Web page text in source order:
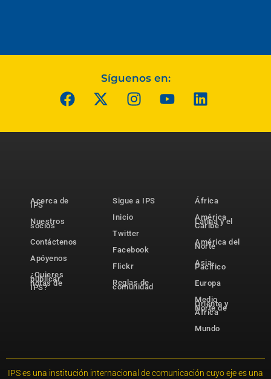
Síguenos en:
Acerca de
IPS
Nuestros
socios
Contáctenos
Apóyenos
¿Quieres
publicar
notas de
IPS?
Sigue a IPS
Inicio
Twitter
Facebook
Flickr
Reglas de
comunidad
África
América
Latina y el
Caribe
América del
Norte
Asia-
Pacífico
Europa
Medio
Oriente y
Norte de
África
Mundo
IPS es una institución internacional de comunicación cuyo eje es una